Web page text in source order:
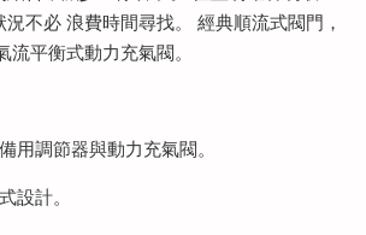
不必 浪費時間尋找。 經典順流式閥門，
流平衡式動力充氣閥。
用調節器與動力充氣閥。
設計。